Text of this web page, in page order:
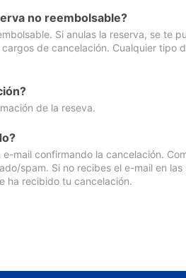
no reembolsable?
Si anulas la reserva, se te
de cancelación. Cualquier tipo
de la reseva.
mail confirmando la cancelación.
spam. Si no recibes el e-mail en las
ha recibido tu cancelación.